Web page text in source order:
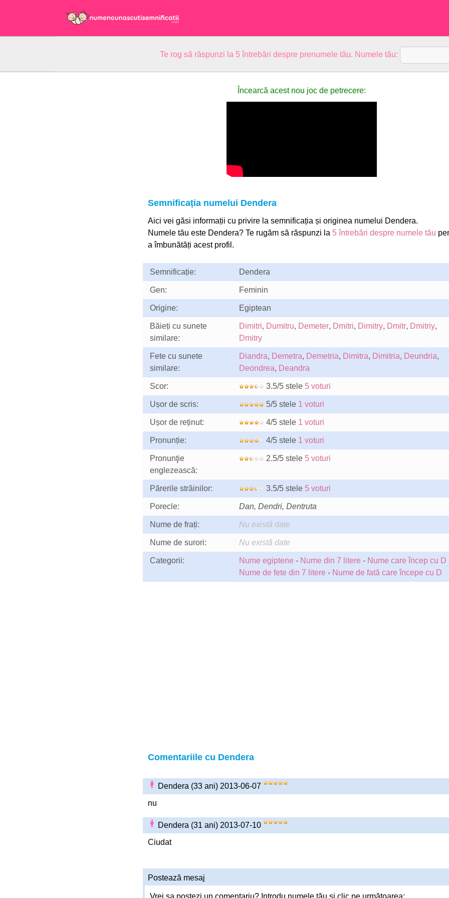
Te rog să răspunzi la 5 întrebări despre prenumele tău. Numele tău:
Încearcă acest nou joc de petrecere:
Semnificația numelui Dendera
Aici vei găsi informații cu privire la semnificația și originea numelui Dendera.
Numele tău este Dendera? Te rugăm să răspunzi la 5 întrebări despre numele tău
a îmbunătăți acest profil.
Semnificație: Dendera
Gen: Feminin
Origine: Egiptean
Băieți cu sunete
similare:
Dimitri, Dumitru, Demeter, Dmitri, Dimitry, Dmitr, Dmitriy,
Dmitry
Fete cu sunete
similare:
Diandra, Demetra, Demetria, Dimitra, Dimitria, Deundria,
Deondrea, Deandra
Scor: 3.5/5 stele 5 voturi
Ușor de scris: 5/5 stele 1 voturi
Ușor de reținut: 4/5 stele 1 voturi
Pronunție: 4/5 stele 1 voturi
Pronunţie
englezească:
2.5/5 stele 5 voturi
Părerile străinilor: 3.5/5 stele 5 voturi
Porecle: Dan, Dendri, Dentruta
Nume de frați: Nu există date
Nume de surori: Nu există date
Categorii: Nume egiptene - Nume din 7 litere - Nume care încep cu D
Nume de fete din 7 litere - Nume de fată care începe cu D
Comentariile cu Dendera
Dendera (33 ani) 2013-06-07
nu
Dendera (31 ani) 2013-07-10
Ciudat
Postează mesaj
Vrei sa postezi un comentariu? Introdu numele tău și clic pe următoarea: